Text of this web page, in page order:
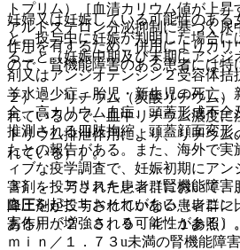
妊婦又は妊娠している可能性のある
と。投与中に妊娠が判明した場合に
ること（妊娠中期及び末期にアン
剤又はアンジオテンシン２受容体拮
羊水過少症、胎児・新生児の死亡、
全、高カリウム血症、頭蓋形成不全
推測される四肢拘縮、頭蓋顔面変形
たとの報告がある。また、海外で実
ィブな疫学調査で、妊娠初期にアン
害剤を投与された患者群において、
降圧剤が投与されていない患者群
ある）〔２．５、９．４．１参照〕。
トプリム）［血清カリウム値が上
アルドステロン分泌抑制に基づく尿
作用を有するため、併用によりカリ
ので、腎機能障害のある患者には特
２）． リチウム（炭酸リチウム）
れているので、血中リチウム濃度に
トリウム排泄作用により、リチウム
れている）］。
３）． アリスキレン［腎機能障害
血圧を起こすおそれがある（レニ
害作用が増強される可能性がある）
ｍｉｎ／１．７３u未満の腎機能障